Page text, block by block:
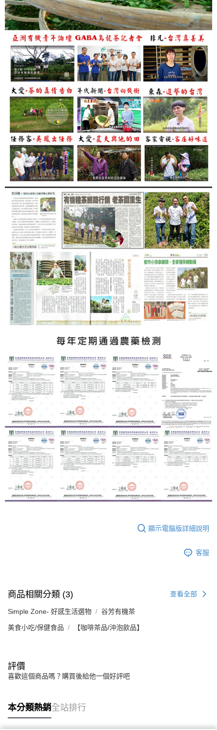
顯示電腦版詳細說明
客服
商品相關分類 (3) 查看全部
Simple Zone- 好感生活選物 谷芳有機茶
美食小吃/保健食品 【咖啡茶品/沖泡飲品】
評價
喜歡這個商品嗎？購買後給他一個好評吧
本分類熱銷全站排行